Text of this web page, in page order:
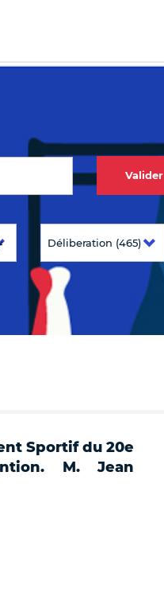
Valider
Sportif du 20e
M. Jean